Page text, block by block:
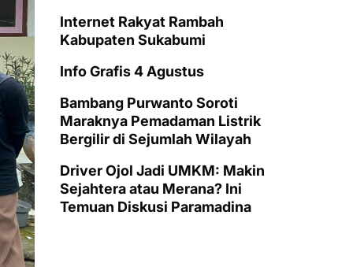
Internet Rakyat Rambah
Kabupaten Sukabumi
Info Grafis 4 Agustus
Bambang Purwanto Soroti
Maraknya Pemadaman Listrik
Bergilir di Sejumlah Wilayah
Driver Ojol Jadi UMKM: Makin
Sejahtera atau Merana? Ini
Temuan Diskusi Paramadina